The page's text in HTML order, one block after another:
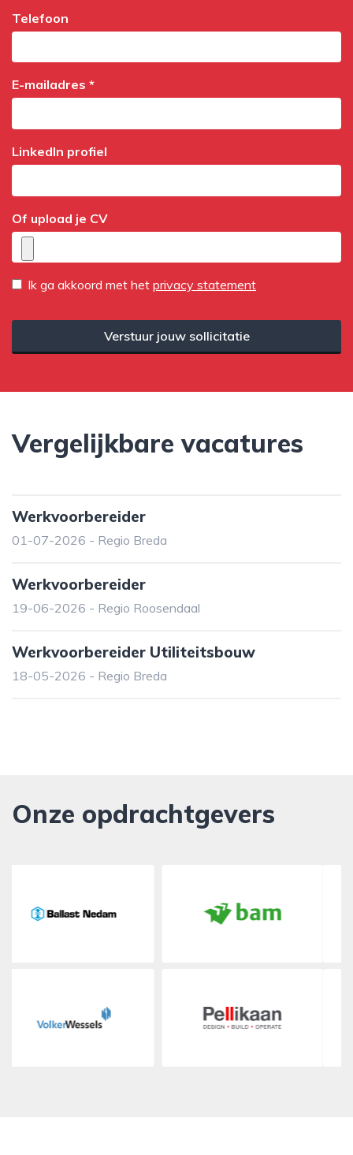
Telefoon
E-mailadres *
LinkedIn profiel
Of upload je CV
Ik ga akkoord met het privacy statement
Verstuur jouw sollicitatie
Vergelijkbare vacatures
Werkvoorbereider
01-07-2026 - Regio Breda
Werkvoorbereider
19-06-2026 - Regio Roosendaal
Werkvoorbereider Utiliteitsbouw
18-05-2026 - Regio Breda
Onze opdrachtgevers